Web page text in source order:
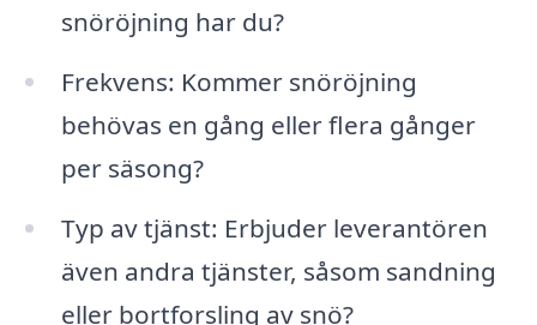
snöröjning har du?
Frekvens: Kommer snöröjning
behövas en gång eller flera gånger
per säsong?
Typ av tjänst: Erbjuder leverantören
även andra tjänster, såsom sandning
eller bortforsling av snö?